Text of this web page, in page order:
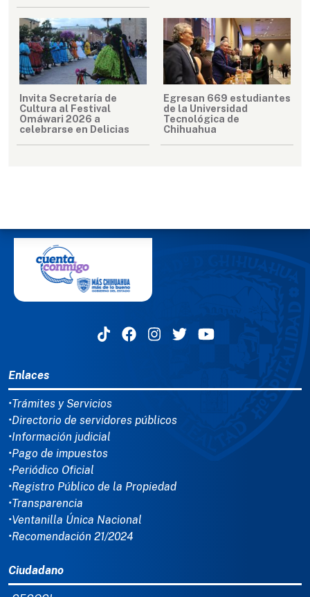
Invita Secretaría de
Cultura al Festival
Omáwari 2026 a
celebrarse en Delicias
Egresan 669 estudiantes
de la Universidad
Tecnológica de
Chihuahua
Enlaces
•Trámites y Servicios
•Directorio de servidores públicos
•Información judicial
•Pago de impuestos
•Periódico Oficial
•Registro Público de la Propiedad
•Transparencia
•Ventanilla Única Nacional
•Recomendación 21/2024
Ciudadano